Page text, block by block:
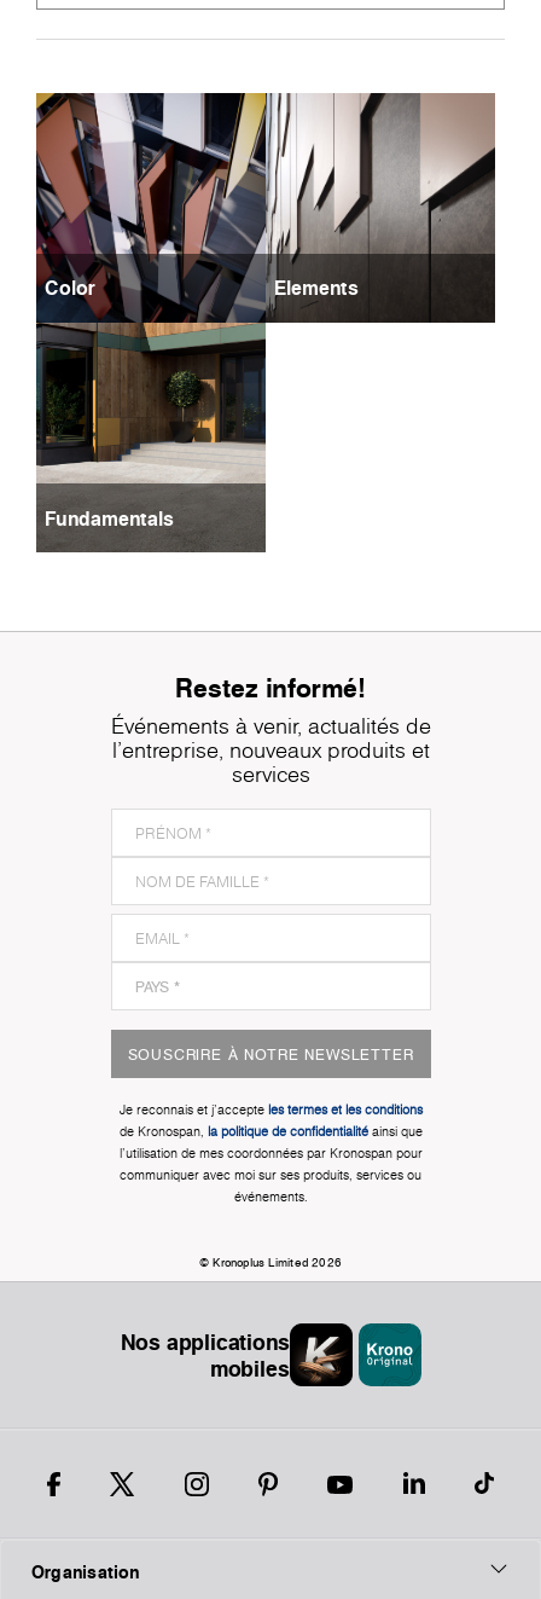
Color Elements
Fundamentals
Restez informé!
Événements à venir, actualités de
l'entreprise, nouveaux produits et
services
SOUSCRIRE À NOTRE NEWSLETTER
Je reconnais et j'accepte les termes et les conditions
de Kronospan, la politique de confidentialitéainsi que
l'utilisation de mes coordonnées par Kronospan pour
communiquer avec moi sur ses produits, services ou
événements.
© Kronoplus Limited 2026
Nos applications
mobiles
Organisation